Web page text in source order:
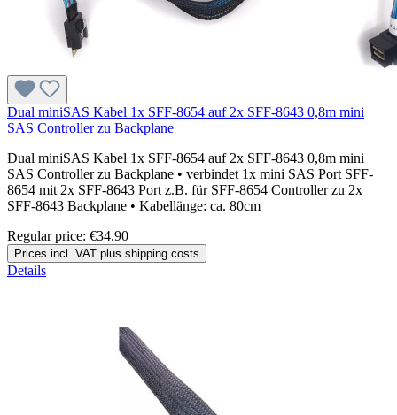
Dual miniSAS Kabel 1x SFF-8654 auf 2x SFF-8643 0,8m mini
SAS Controller zu Backplane
Dual miniSAS Kabel 1x SFF-8654 auf 2x SFF-8643 0,8m mini
SAS Controller zu Backplane • verbindet 1x mini SAS Port SFF-
8654 mit 2x SFF-8643 Port z.B. für SFF-8654 Controller zu 2x
SFF-8643 Backplane • Kabellänge: ca. 80cm
Regular price: €34.90
Prices incl. VAT plus shipping costs
Details